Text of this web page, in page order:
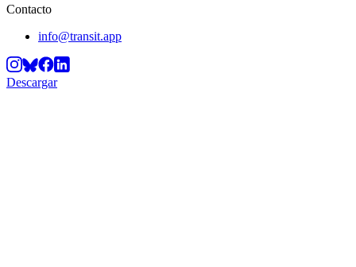
Contacto
info@transit.app
Descargar